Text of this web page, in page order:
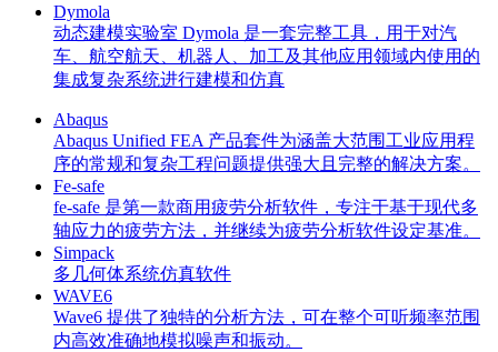
Dymola
动态建模实验室 Dymola 是一套完整工具，用于对汽
车、航空航天、机器人、加工及其他应用领域内使用的
集成复杂系统进行建模和仿真
Abaqus
Abaqus Unified FEA 产品套件为涵盖大范围工业应用程
序的常规和复杂工程问题提供强大且完整的解决方案。
Fe-safe
fe-safe 是第一款商用疲劳分析软件，专注于基于现代多
轴应力的疲劳方法，并继续为疲劳分析软件设定基准。
Simpack
多几何体系统仿真软件
WAVE6
Wave6 提供了独特的分析方法，可在整个可听频率范围
内高效准确地模拟噪声和振动。